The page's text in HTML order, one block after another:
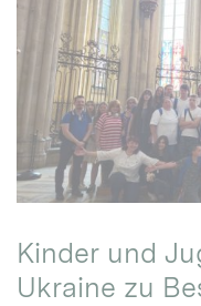
Kinder und
Ukraine zu